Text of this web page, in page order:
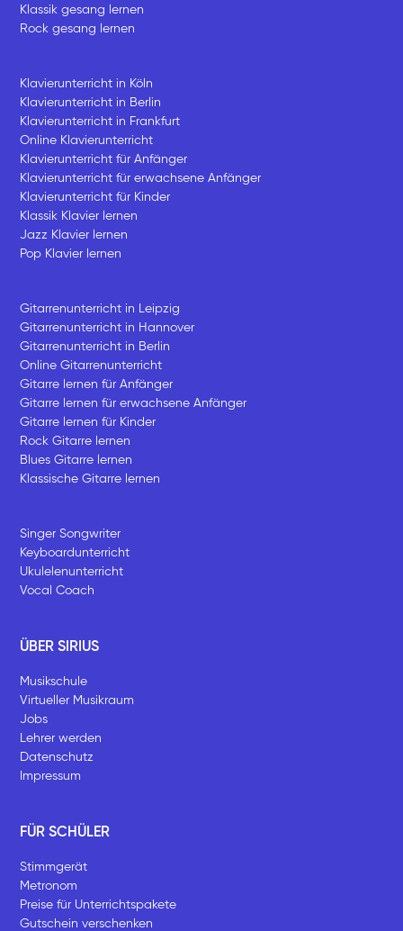
Klassik gesang lernen
Rock gesang lernen
Klavierunterricht in Köln
Klavierunterricht in Berlin
Klavierunterricht in Frankfurt
Online Klavierunterricht
Klavierunterricht für Anfänger
Klavierunterricht für erwachsene Anfänger
Klavierunterricht für Kinder
Klassik Klavier lernen
Jazz Klavier lernen
Pop Klavier lernen
Gitarrenunterricht in Leipzig
Gitarrenunterricht in Hannover
Gitarrenunterricht in Berlin
Online Gitarrenunterricht
Gitarre lernen für Anfänger
Gitarre lernen für erwachsene Anfänger
Gitarre lernen für Kinder
Rock Gitarre lernen
Blues Gitarre lernen
Klassische Gitarre lernen
Singer Songwriter
Keyboardunterricht
Ukulelenunterricht
Vocal Coach
ÜBER SIRIUS
Musikschule
Virtueller Musikraum
Jobs
Lehrer werden
Datenschutz
Impressum
FÜR SCHÜLER
Stimmgerät
Metronom
Preise für Unterrichtspakete
Gutschein verschenken